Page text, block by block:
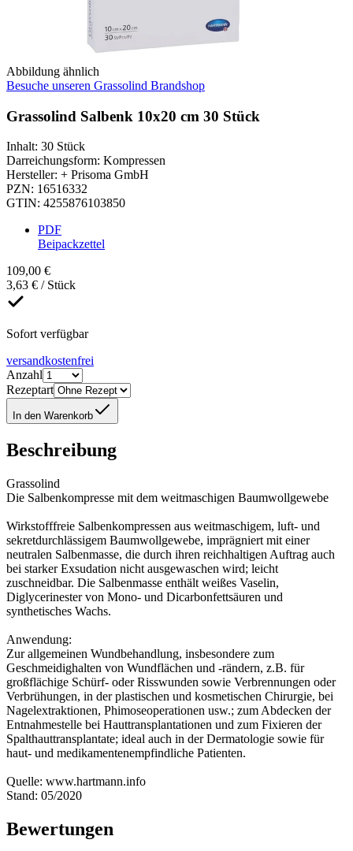
Abbildung ähnlich
Besuche unseren Grassolind Brandshop
Grassolind Salbenk 10x20 cm 30 Stück
Inhalt: 30 Stück
Darreichungsform: Kompressen
Hersteller: + Prisoma GmbH
PZN: 16516332
GTIN: 4255876103850
PDF
Beipackzettel
109,00 €
3,63 € / Stück
Sofort verfügbar
versandkostenfrei
Anzahl
Rezeptart
In den Warenkorb
Beschreibung
Grassolind
Die Salbenkompresse mit dem weitmaschigen Baumwollgewebe
Wirkstofffreie Salbenkompressen aus weitmaschigem, luft- und
sekretdurchlässigem Baumwollgewebe, imprägniert mit einer
neutralen Salbenmasse, die durch ihren reichhaltigen Auftrag auch
bei starker Exsudation nicht ausgewaschen wird; leicht
zuschneidbar. Die Salbenmasse enthält weißes Vaselin,
Diglycerinester von Mono- und Dicarbonfettsäuren und
synthetisches Wachs.
Anwendung:
Zur allgemeinen Wundbehandlung, insbesondere zum
Geschmeidighalten von Wundflächen und -rändern, z.B. für
großflächige Schürf- oder Risswunden sowie Verbrennungen oder
Verbrühungen, in der plastischen und kosmetischen Chirurgie, bei
Nagelextraktionen, Phimoseoperationen usw.; zum Abdecken der
Entnahmestelle bei Hauttransplantationen und zum Fixieren der
Spalthauttransplantate; ideal auch in der Dermatologie sowie für
haut- und medikamentenempfindliche Patienten.
Quelle: www.hartmann.info
Stand: 05/2020
Bewertungen